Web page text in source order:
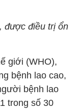
được điều trị ổn
giới (WHO),
bệnh lao cao,
bệnh lao
trong số 30